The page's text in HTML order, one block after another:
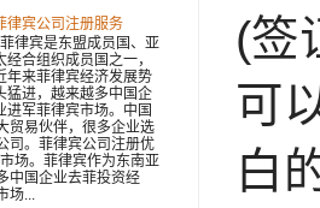
(签
可
白
律宾公司注册服务
菲律宾是东盟成员国、亚
经合组织成员国之一，
年来菲律宾经济发展势
猛进，越来越多中国企
进军菲律宾市场。中国
贸易伙伴，很多企业选
司。菲律宾公司注册优
场。菲律宾作为东南亚
中国企业去菲投资经
场...